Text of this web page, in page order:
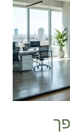
לסטנדרט:
הופך
שירותי
ניקיון
למצוינים
בסביבה
העסקית